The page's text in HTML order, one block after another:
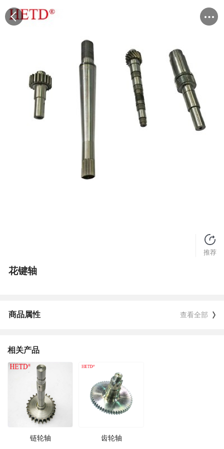
推荐
花键轴
商品属性 查看全部
相关产品
链轮轴 齿轮轴